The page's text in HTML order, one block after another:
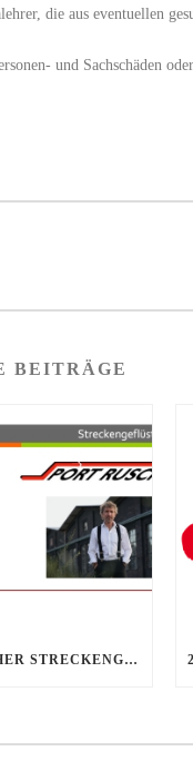
die aus eventuellen
und Sachschäden
BEITRÄGE
SPORT RUSCHER STRECKENGEFLÜSTER – DER PODCAST – FOLGE 9: HARALD LILL – DER MONOPTEROSLAUF UND SEIN GRÜNDER